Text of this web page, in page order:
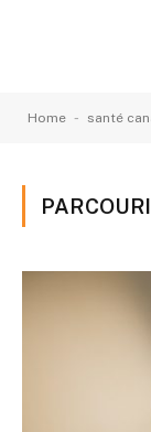
Home - santé